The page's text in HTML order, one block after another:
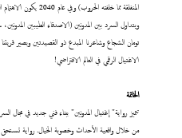
المنفلقة مما خلفته الحروب) وفي عام 2040 يكون الاهتمام الكبير على الطاقات البديلة!
ويتداول السرد بين المدونين (الاصدقاء الطيبين
تومان الشجاع وشاعرنا المبدع ذو القصيدتين وبصير
الاغتيال الرقمي في العالم الافتراضي!
الخاتمة
تتميز رواية" إغتيال المدونين" ببناء فني جديد في مجال
من خلال واقعية الأحداث وخصوبة الخيال. رواية تستحق